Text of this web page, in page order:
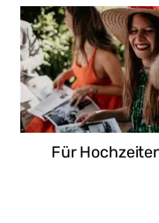
Für